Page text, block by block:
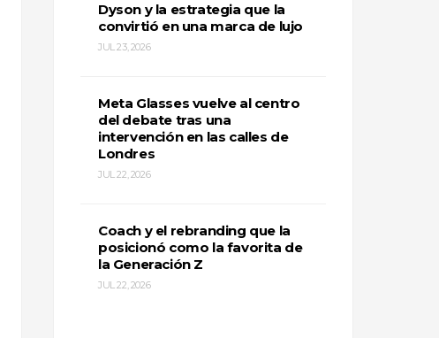
Dyson y la estrategia que la
convirtió en una marca de lujo
JUL 23, 2026
Meta Glasses vuelve al centro
del debate tras una
intervención en las calles de
Londres
JUL 22, 2026
Coach y el rebranding que la
posicionó como la favorita de
la Generación Z
JUL 22, 2026